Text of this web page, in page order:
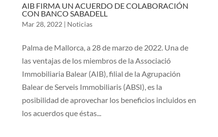
AIB FIRMA UN ACUERDO DE COLABORACIÓN
CON BANCO SABADELL
Mar 28, 2022 | Noticias
Palma de Mallorca, a 28 de marzo de 2022. Una de
las ventajas de los miembros de la Associació
Immobiliaria Balear (AIB), filial de la Agrupación
Balear de Serveis Immobiliaris (ABSI), es la
posibilidad de aprovechar los beneficios incluidos en
los acuerdos que éstas...